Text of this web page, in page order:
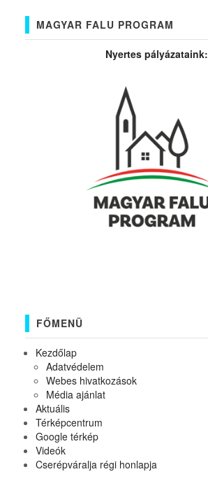
MAGYAR FALU PROGRAM
Nyertes pályázataink:
FŐMENÜ
Kezdőlap
Adatvédelem
Webes hivatkozások
Média ajánlat
Aktuális
Térképcentrum
Google térkép
Videók
Cserépváralja régi honlapja